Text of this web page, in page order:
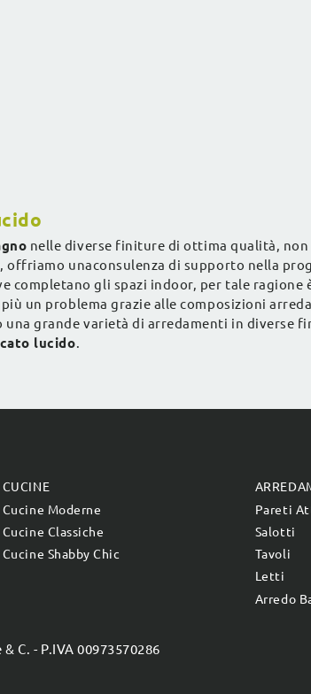
nelle diverse finiture di ottima qualità,
unaconsulenza di supporto nella
completano gli spazi indoor, per tale
un problema grazie alle composizioni
una grande varietà di arredamenti in diverse
lucido.
CUCINE
Cucine Moderne
Cucine Classiche
Cucine Shabby Chic
Pareti
Salotti
Tavoli
Letti
Arredo
C. - P.IVA 00973570286